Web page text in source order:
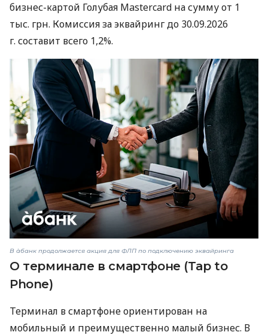
бизнес-картой Голубая Mastercard на сумму от 1
тыс. грн. Комиссия за эквайринг до 30.09.2026
г. составит всего 1,2%.
В àбанк продолжается акция для ФЛП по подключению эквайринга
О терминале в смартфоне (Tap to
Phone)
Терминал в смартфоне ориентирован на
мобильный и преимущественно малый бизнес. В